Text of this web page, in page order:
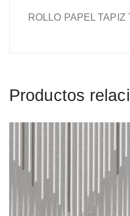
ROLLO PAPEL
Productos